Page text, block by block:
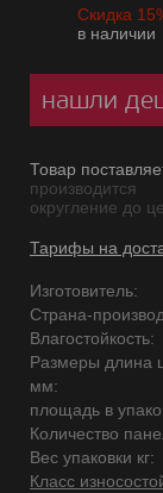
Скидка
в наличии
нашли
Товар
производится
округление до
Тарифы на
Изготовитель:
Страна-
Влагостойкость:
Размеры длина
мм:
площадь в
Количество
Вес упаковки кг:
Класс